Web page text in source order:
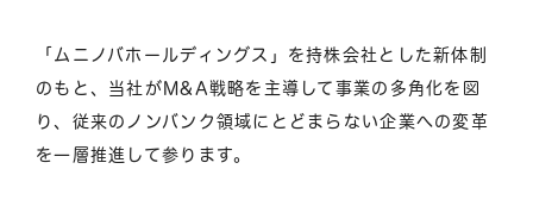
「ムニノバホールディングス」を持株会社とした新体制
のもと、当社がM&A戦略を主導して事業の多角化を図
り、従来のノンバンク領域にとどまらない企業への変革
を一層推進して参ります。